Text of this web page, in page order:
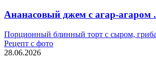
Ананасовый джем с агар-агаром
Порционный блинный торт с сыром,
Рецепт с фото
28.06.2026